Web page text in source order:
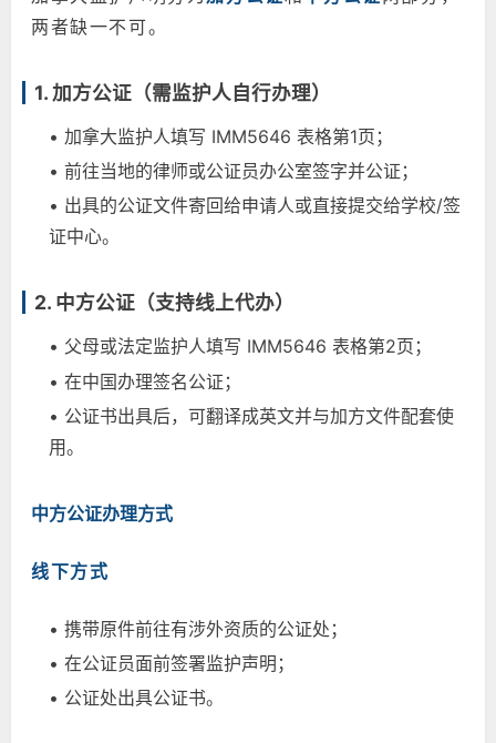
两者缺一不可。
1. 加方公证（需监护人自行办理）
• 加拿大监护人填写 IMM5646 表格第1页；
• 前往当地的律师或公证员办公室签字并公证；
• 出具的公证文件寄回给申请人或直接提交给学校/签
证中心。
2. 中方公证（支持线上代办）
• 父母或法定监护人填写 IMM5646 表格第2页；
• 在中国办理签名公证；
• 公证书出具后，可翻译成英文并与加方文件配套使
用。
中方公证办理方式
线下方式
• 携带原件前往有涉外资质的公证处；
• 在公证员面前签署监护声明；
• 公证处出具公证书。